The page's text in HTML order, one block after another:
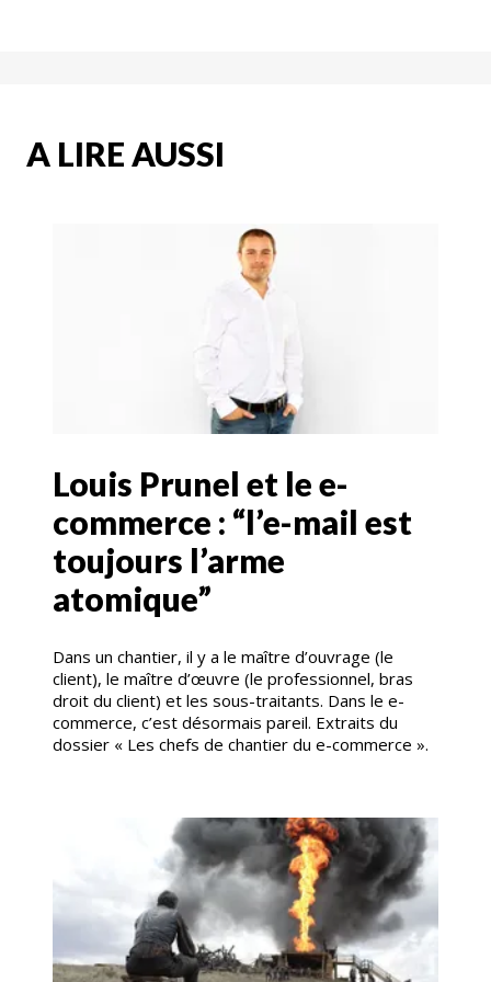
A LIRE AUSSI
Louis Prunel et le e-
commerce : “l’e-mail est
toujours l’arme
atomique”
Dans un chantier, il y a le maître d’ouvrage (le
client), le maître d’œuvre (le professionnel, bras
droit du client) et les sous-traitants. Dans le e-
commerce, c’est désormais pareil. Extraits du
dossier « Les chefs de chantier du e-commerce ».